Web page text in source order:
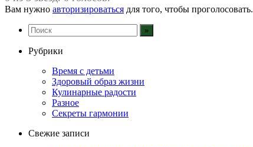
Вам нужно авторизироваться для того, чтобы проголосовать.
Рубрики
Время с детьми
Здоровый образ жизни
Кулинарные радости
Разное
Секреты гармонии
Свежие записи